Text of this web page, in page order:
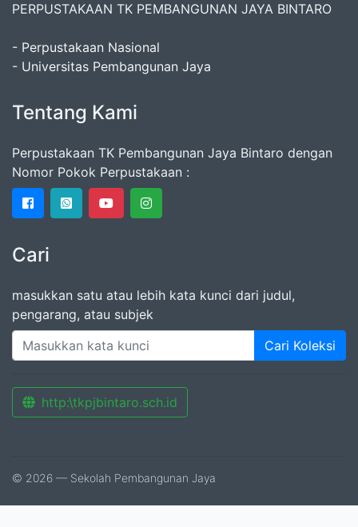
PERPUSTAKAAN TK PEMBANGUNAN JAYA BINTARO
- Perpustakaan Nasional
- Universitas Pembangunan Jaya
Tentang Kami
Perpustakaan TK Pembangunan Jaya Bintaro dengan
Nomor Pokok Perpustakaan :
Cari
masukkan satu atau lebih kata kunci dari judul,
pengarang, atau subjek
Cari Koleksi
http:\tkpjbintaro.sch.id
© 2026 — Sekolah Pembangunan Jaya